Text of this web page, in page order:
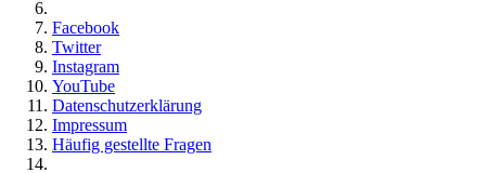
Facebook
Twitter
Instagram
YouTube
Datenschutzerklärung
Impressum
Häufig gestellte Fragen